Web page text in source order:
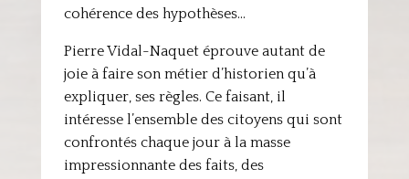
cohérence des hypothèses…
Pierre Vidal-Naquet éprouve autant de
joie à faire son métier d’historien qu’à
expliquer, ses règles. Ce faisant, il
intéresse l’ensemble des citoyens qui sont
confrontés chaque jour à la masse
impressionnante des faits, des